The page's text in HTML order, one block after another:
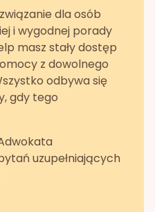
dla osób
i wygodnej porady
masz stały dostęp
z dowolnego
odbywa się
gdy tego
uzupełniających